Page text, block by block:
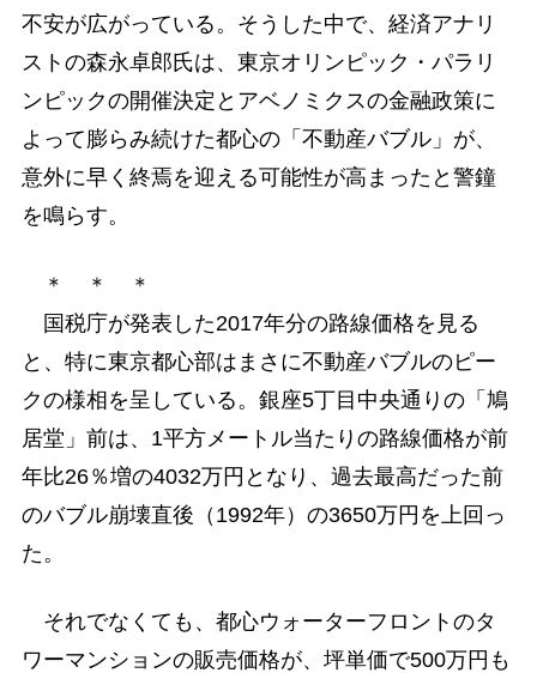
不安が広がっている。そうした中で、経済アナリ
ストの森永卓郎氏は、東京オリンピック・パラリ
ンピックの開催決定とアベノミクスの金融政策に
よって膨らみ続けた都心の「不動産バブル」が、
意外に早く終焉を迎える可能性が高まったと警鐘
を鳴らす。
＊ ＊ ＊
国税庁が発表した2017年分の路線価格を見る
と、特に東京都心部はまさに不動産バブルのピー
クの様相を呈している。銀座5丁目中央通りの「鳩
居堂」前は、1平方メートル当たりの路線価格が前
年比26％増の4032万円となり、過去最高だった前
のバブル崩壊直後（1992年）の3650万円を上回っ
た。
それでなくても、都心ウォーターフロントのタ
ワーマンションの販売価格が、坪単価で500万円も